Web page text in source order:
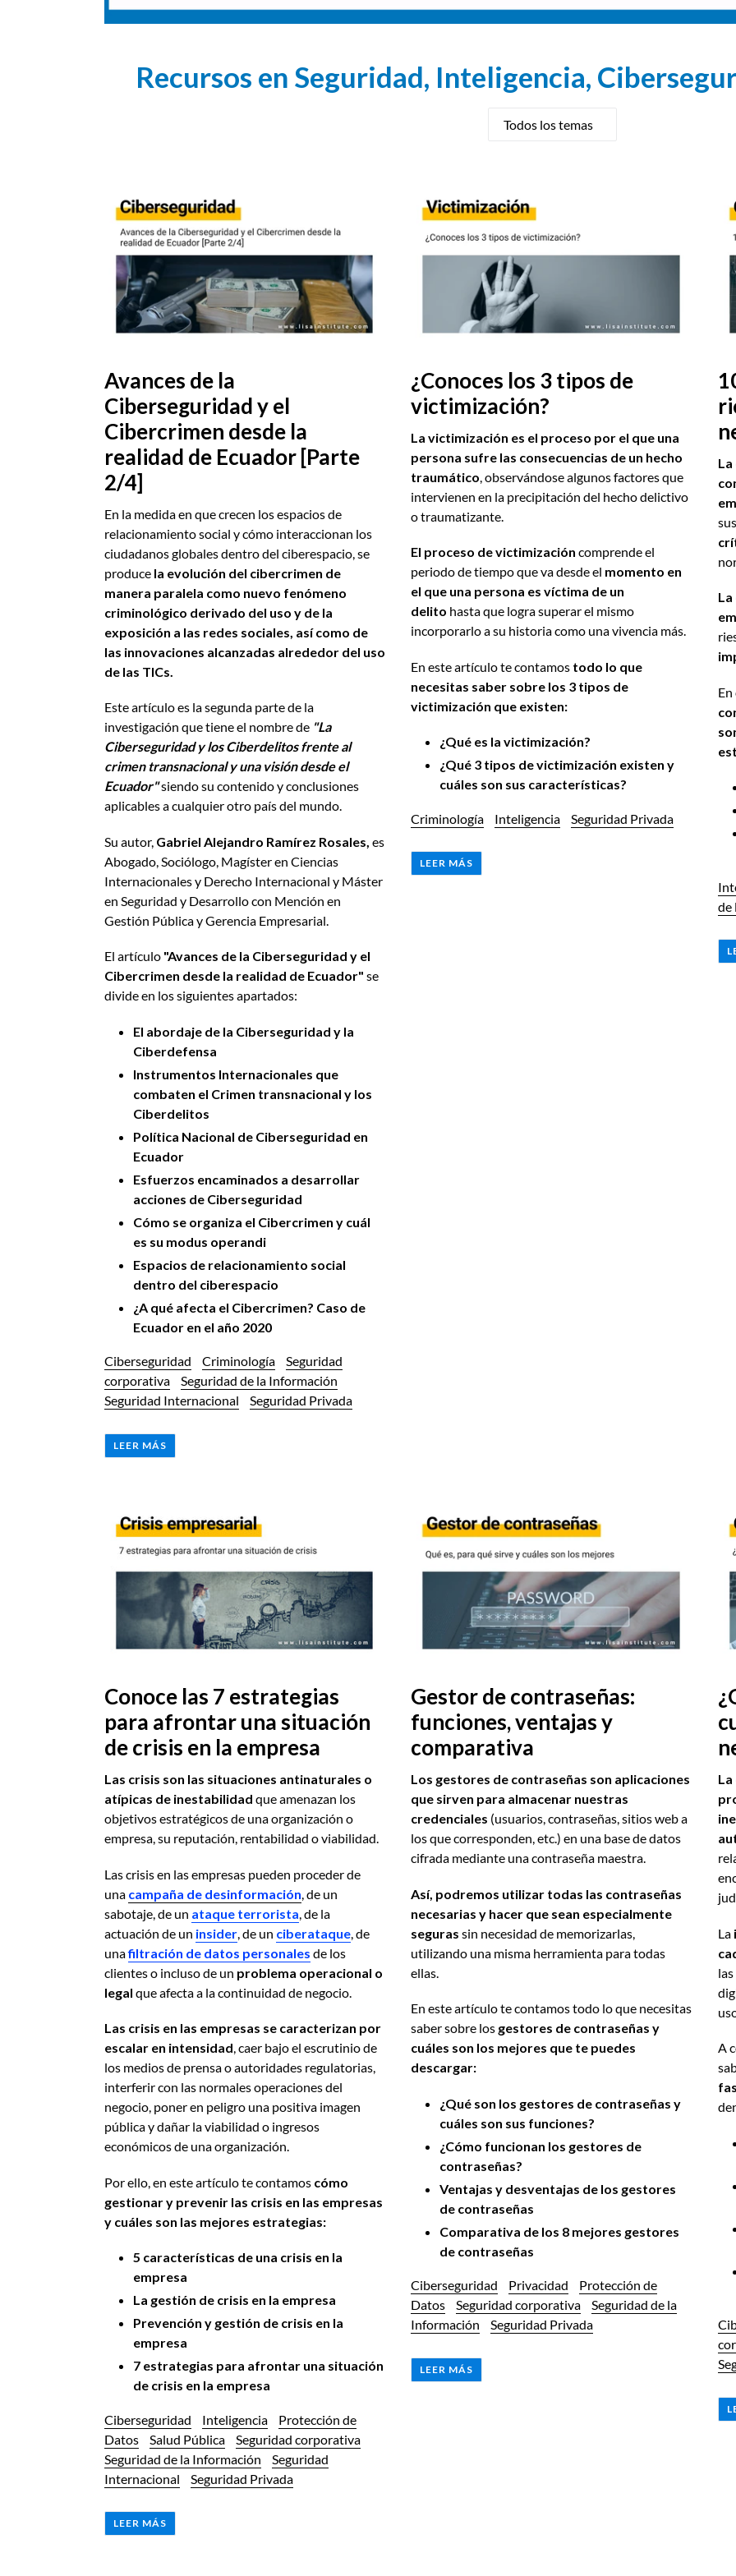
Recursos en Seguridad, Inteligencia,
Avances de la
Ciberseguridad y el
Cibercrimen desde la
realidad de Ecuador [Parte
2/4]
En la medida en que crecen los espacios de
relacionamiento social y cómo interaccionan los
ciudadanos globales dentro del ciberespacio, se
produce la evolución del cibercrimen de
manera paralela como nuevo fenómeno
criminológico derivado del uso y de la
exposición a las redes sociales, así como de
las innovaciones alcanzadas alrededor del uso
de las TICs.
Este artículo es la segunda parte de la
investigación que tiene el nombre de "La
Ciberseguridad y los Ciberdelitos frente al
crimen transnacional y una visión desde el
Ecuador"siendo su contenido y conclusiones
aplicables a cualquier otro país del mundo.
Su autor, Gabriel Alejandro Ramírez Rosales, es
Abogado, Sociólogo, Magíster en Ciencias
Internacionales y Derecho Internacional y Máster
en Seguridad y Desarrollo con Mención en
Gestión Pública y Gerencia Empresarial.
El artículo "Avances de la Ciberseguridad y el
Cibercrimen desde la realidad de Ecuador" se
divide en los siguientes apartados:
El abordaje de la Ciberseguridad y la
Ciberdefensa
Instrumentos Internacionales que
combaten el Crimen transnacional y los
Ciberdelitos
Política Nacional de Ciberseguridad en
Ecuador
Esfuerzos encaminados a desarrollar
acciones de Ciberseguridad
Cómo se organiza el Cibercrimen y cuál
es su modus operandi
Espacios de relacionamiento social
dentro del ciberespacio
¿A qué afecta el Cibercrimen? Caso de
Ecuador en el año 2020
Ciberseguridad Criminología
Seguridad
corporativa
Seguridad de la Información
Seguridad Internacional
Seguridad Privada
LEER MÁS
¿Conoces los 3 tipos de
victimización?
La victimización es el proceso por el que una
persona sufre las consecuencias de un hecho
traumático, observándose algunos factores que
intervienen en la precipitación del hecho delictivo
o traumatizante.
El proceso de victimización comprende el
periodo de tiempo que va desde el momento en
el que una persona es víctima de un
delito hasta que logra superar el mismo
incorporarlo a su historia como una vivencia más.
En este artículo te contamos todo lo que
necesitas saber sobre los 3 tipos de
victimización que existen:
¿Qué es la victimización?
¿Qué 3 tipos de victimización existen y
cuáles son sus características?
Criminología Inteligencia Seguridad Privada
LEER MÁS
de
Conoce las 7 estrategias
para afrontar una situación
de crisis en la empresa
Las crisis son las situaciones antinaturales o
atípicas de inestabilidad que amenazan los
objetivos estratégicos de una organización o
empresa, su reputación, rentabilidad o viabilidad.
Las crisis en las empresas pueden proceder de
una campaña de desinformación, de un
sabotaje, de un ataque terrorista, de la
actuación de un insider, de un ciberataque, de
unafiltración de datos personales de los
clientes o incluso de un problema operacional o
legal que afecta a la continuidad de negocio.
Las crisis en las empresas se caracterizan por
escalar en intensidad, caer bajo el escrutinio de
los medios de prensa o autoridades regulatorias,
interferir con las normales operaciones del
negocio, poner en peligro una positiva imagen
pública y dañar la viabilidad o ingresos
económicos de una organización.
Por ello, en este artículo te contamos cómo
gestionar y prevenir las crisis en las empresas
y cuáles son las mejores estrategias:
5 características de una crisis en la
empresa
La gestión de crisis en la empresa
Prevención y gestión de crisis en la
empresa
7 estrategias para afrontar una situación
de crisis en la empresa
Ciberseguridad Inteligencia
Protección de
Datos
Salud Pública
Seguridad corporativa
Seguridad de la Información
Seguridad
Internacional
Seguridad Privada
LEER MÁS
Gestor de contraseñas:
funciones, ventajas y
comparativa
Los gestores de contraseñas son aplicaciones
que sirven para almacenar nuestras
credenciales (usuarios, contraseñas, sitios web a
los que corresponden, etc.) en una base de datos
cifrada mediante una contraseña maestra.
Así, podremos utilizar todas las contraseñas
necesarias y hacer que sean especialmente
seguras sin necesidad de memorizarlas,
utilizando una misma herramienta para todas
ellas.
En este artículo te contamos todo lo que necesitas
saber sobre los gestores de contraseñas y
cuáles son los mejores que te puedes
descargar:
¿Qué son los gestores de contraseñas y
cuáles son sus funciones?
¿Cómo funcionan los gestores de
contraseñas?
Ventajas y desventajas de los gestores
de contraseñas
Comparativa de los 8 mejores gestores
de contraseñas
Ciberseguridad Privacidad
Protección de
Datos
Seguridad corporativa
Seguridad de la
Información
Seguridad Privada
LEER MÁS
La
las
A